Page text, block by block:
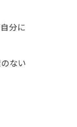
分に
ない